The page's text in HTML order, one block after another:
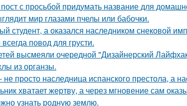
с просьбой придумать название для
мир глазами пчелы или бабочки.
студент, а оказался наследником снековой
повод для грусти.
высмеяли очередной "Дизайнерский
из органзы.
просто наследница испанского престола, а
хватает жертву, а через мгновение сам
узнать родную землю.